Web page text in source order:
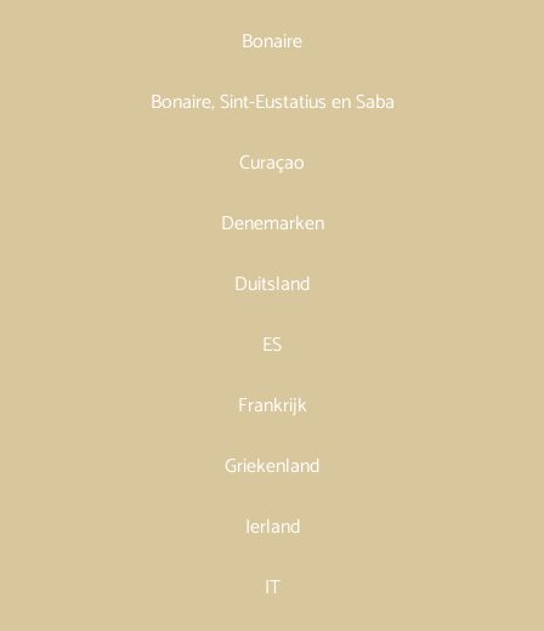
Bonaire
Bonaire, Sint-Eustatius en Saba
Curaçao
Denemarken
Duitsland
ES
Frankrijk
Griekenland
Ierland
IT